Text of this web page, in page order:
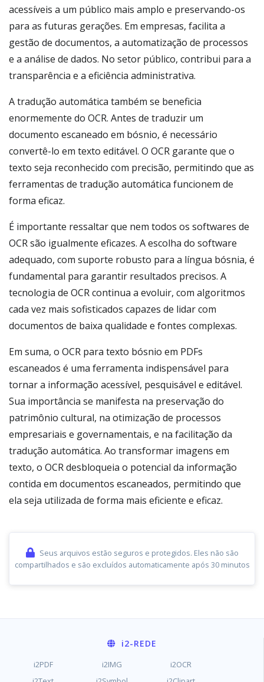
acessíveis a um público mais amplo e preservando-os
para as futuras gerações. Em empresas, facilita a
gestão de documentos, a automatização de processos
e a análise de dados. No setor público, contribui para a
transparência e a eficiência administrativa.
A tradução automática também se beneficia
enormemente do OCR. Antes de traduzir um
documento escaneado em bósnio, é necessário
convertê-lo em texto editável. O OCR garante que o
texto seja reconhecido com precisão, permitindo que as
ferramentas de tradução automática funcionem de
forma eficaz.
É importante ressaltar que nem todos os softwares de
OCR são igualmente eficazes. A escolha do software
adequado, com suporte robusto para a língua bósnia, é
fundamental para garantir resultados precisos. A
tecnologia de OCR continua a evoluir, com algoritmos
cada vez mais sofisticados capazes de lidar com
documentos de baixa qualidade e fontes complexas.
Em suma, o OCR para texto bósnio em PDFs
escaneados é uma ferramenta indispensável para
tornar a informação acessível, pesquisável e editável.
Sua importância se manifesta na preservação do
patrimônio cultural, na otimização de processos
empresariais e governamentais, e na facilitação da
tradução automática. Ao transformar imagens em
texto, o OCR desbloqueia o potencial da informação
contida em documentos escaneados, permitindo que
ela seja utilizada de forma mais eficiente e eficaz.
Seus arquivos estão seguros e protegidos. Eles não são
compartilhados e são excluídos automaticamente após 30 minutos
i2-REDE
i2PDF i2IMG
i2OCR